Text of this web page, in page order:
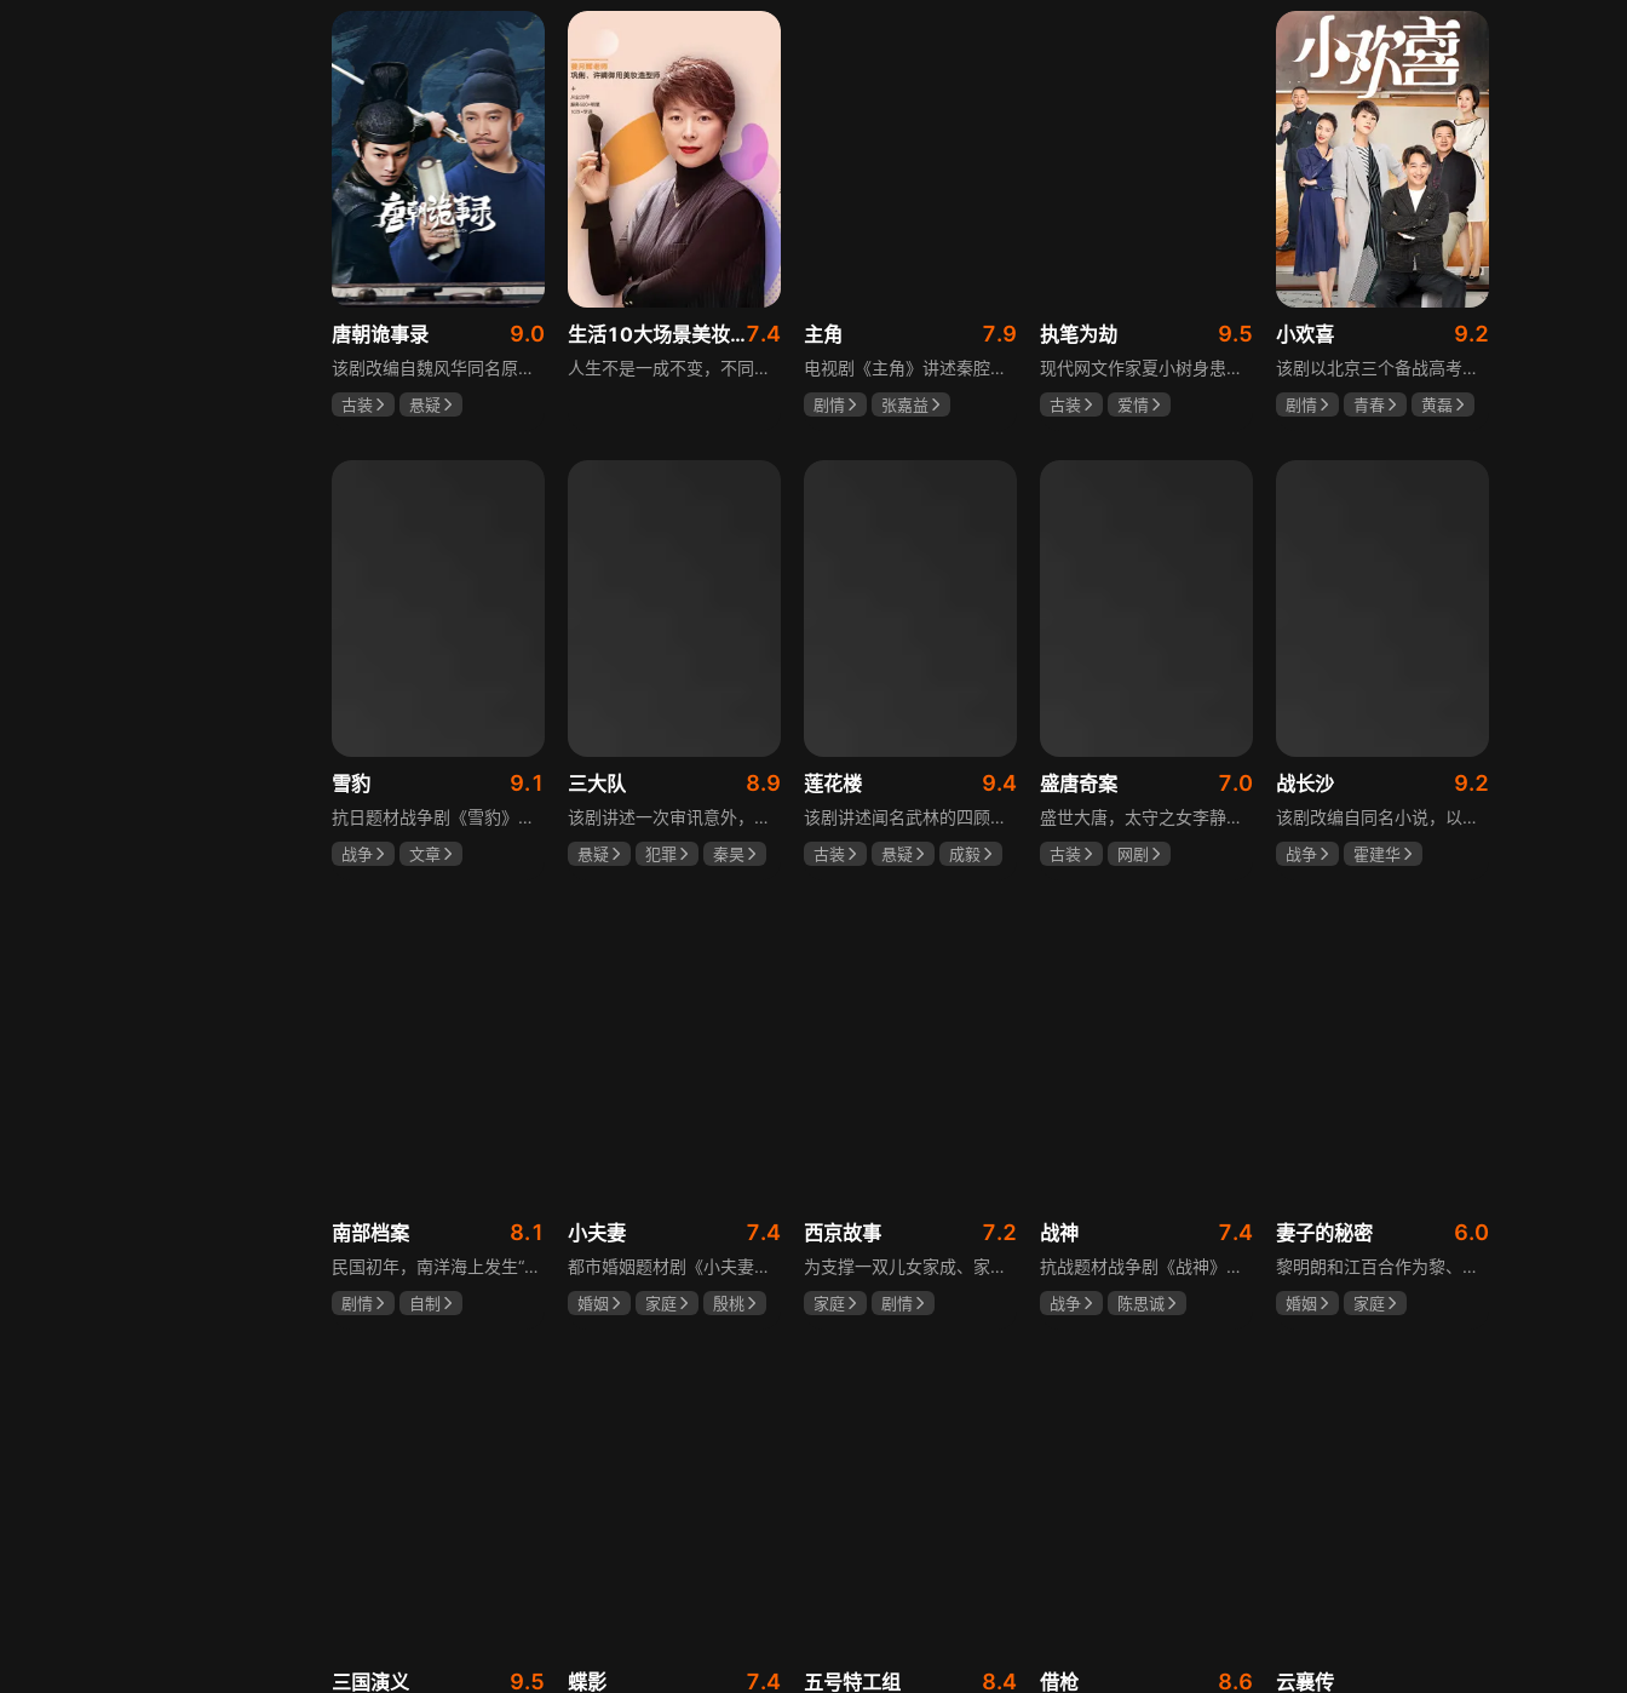
唐朝诡事录 9.0
该剧改编自魏风华同名原著，讲述繁华大唐盛世下发生的一系列奇闻异事。长安金吾卫中郎将卢凌风与狄公亲传弟子苏无名携手，共破《长安红茶》《石桥图》等九个诡异案件，从新娘失踪案到宫廷秘闻，从朝堂到乡间，他们在破案过程中相互了解，逐渐成长，共同守护苍生，担负起挽救社稷于危急的使命。
古装
悬疑
生活10大场景美妆秘籍7.4
人生不是一成不变，不同的场合不同的角色，适宜的妆容造型往往能帮助人们建立自信、破冰社交，开启一个良好开端，做到事半功倍。姜月辉老师亲自打造的《10大生活场景角色妆容课程》，将针对不同的生活场景和角色需求，教授相应的妆容造型技巧，让学员轻松驾驭每个人生角色，打造出适合自己的妆容，提升个人形象和气质。
主角 7.9
电视剧《主角》讲述秦腔名伶忆秦娥阴差阳错被舅舅胡三元带入剧团，历经近半个世纪兴衰起伏，从牧羊女成长为一代秦腔名伶的故事，剧集以秦腔发展为脉络映射大历史起落，反映中国社会四十年变迁中普通人的情感生活与命运，展现传统艺术传承与时代变迁的交织。
剧情
张嘉益
执笔为劫 9.5
现代网文作家夏小树身患绝症，临终前未能完成最后一部长篇小说，带着遗憾离世，却意外穿越进自己笔下的世界，成为书中的明月公主。夏小树步步为营，一次次改写危机。当夏小树耗尽预知，失去剧本掌控，她和萧景琰的命运急转直下。萧景琰被逼另娶他人，两人被迫私奔，却在曙光初现时遭遇追兵——夏小树中箭身亡，萧景琰抱着她痛不欲生。十年后，登基为帝的萧景琰在上元灯会上，遇见一个提着兔子灯的姑娘，与当年的明月一模一样……
古装
爱情
小欢喜 9.2
该剧以北京三个备战高考的家庭为核心，讲述童文洁与方一凡、宋倩与乔英子、季胜利与季杨杨这几组亲子，在升学压力下，围绕成绩、陪伴、沟通等问题产生的矛盾与磨合，展现了中年家长与青春期孩子共同成长的温馨故事。
剧情 青春
黄磊
雪豹 9.1
抗日题材战争剧《雪豹》讲述抗日女学生陈怡是一个在革命道路上逐渐成长起来的优秀青年。从慷慨激昂的热血学生，到成熟稳重的革命战士，甚至执行任务的时候还要扮演性格大胆奔放的交际花，打入到敌人内部获取情报。在做情报工作时，与搭档张楚扮假夫妻，多次身陷险境命悬一线。周卫国原本是一名玩世不恭的富家子弟，却不乏热血，抗战时为了保护初恋女友，举枪杀了一名日本人，由此改名换姓走上了革命道路，从国民党中央军校到德国军校，再到回国创建中国第一支特战部队，成为了一个真正的传奇英雄。
战争
文章
三大队 8.9
该剧讲述一次审讯意外，三大队刑警程兵入狱服刑，队友受牵连脱警、降职，曾经的警界精英三大队分崩离析。十年牢狱，程兵重获自由，失去一切，而案件的犯罪嫌疑人王大勇依旧在逃。穿一天警服，终身是正义，不甘化作执着，利刃再次出鞘，程兵和三大队的兄弟重新集结踏上追凶之路，在孤独漫长的旅途中配合警方千里追凶，也在这苦行僧一样的历程中重新找到人生的坐标和生命的意义。本片根据原载于“网易人间”作者深蓝的《请转告局长，三大队任务完成》改编。
悬疑 犯罪
秦昊
莲花楼 9.4
该剧讲述闻名武林的四顾门门主李相夷在一次大战后身受重伤，从此退隐江湖成为淡泊名利的“假神医”李莲花。他遇到新交方多病与旧敌笛飞声后，重新卷入江湖。江湖暗流涌动，疑团扑朔迷离，抽丝剥茧方能断出真相，一段荡气回肠的侠义情即将热血展开，展现了侠义、探案与江湖恩怨交织的精彩故事。
古装 悬疑
成毅
盛唐奇案 7.0
盛世大唐，太守之女李静澜天赋异禀，擅验尸断案，与神秘“鬼探”决明、武艺高强的捕快苏御安联手追凶，揭开一桩桩离奇悬案：双生姐妹的生死置换、跨越十七年的书生冤案、雅集会上的连环仪式杀人等。在迷雾与鲜血中，李静澜与决明暗生情愫，彼此扶持，坚守心中正道，挣脱宿命桎梏。盛世灯火之下，他们以智慧与勇气涤荡污浊，书写下一段守护正义与清明的传奇。
古装
网剧
战长沙 9.2
该剧改编自同名小说，以中国近代史上著名的“长沙会战”为背景，借由长沙城一户普通胡姓人家在战争中的命运浮沉，展现战火的无情以及在日军铁蹄侵略下中华儿女奋起抗战的不屈精神。1938年10月日军攻陷武汉，长沙危在旦夕，城中茶园巷的胡家人在孙女婿薛君山的支持下，为最宠爱的龙凤胎湘湘和小满安排退路。薛君山先将湘湘介绍给留洋归来保卫长沙的顾清明，可惜二人一见面便势同水火，薛君山只好另选人家。湘湘订婚当日，蒋介石密令火烧长沙，因指挥失当酿成巨大灾难，繁华古城毁于一旦，很多人包括湘湘的未婚夫一家被活活烧死。焦土上，各地英雄儿女齐聚长沙，和湖南人民一起阻挡敌人铁蹄，胡家人也在劫难中演绎了一幕幕悲欢离合。
战争
霍建华
南部档案 8.1
民国初年，南洋海上发生“水鬼望乡”离奇命案，张家外派调查神秘事务的南部档案馆坐办张海盐、张海虾二人搭档亲往调查，却意外卷入了一个用于猎杀海外张家人的绝命死局。张海虾以自己的死谋局求解，送张海盐上了“南安号”巨轮回厦城以图他能够有一线生机，但这趟波澜诡谲的航程似乎才刚刚起航，一手遮天的军阀大佬、单纯执着的少年账房、还有十年未见的至亲故人……张海盐独自面对着接踵而至的意外，而当他踏上厦城的那一刻，真正属于两个少年的命运才初初开始转动。
剧情
自制
小夫妻 7.4
都市婚姻题材剧《小夫妻》围绕经营十年婚姻的周全与车莉展开，原本家庭美满的二人突遭变故：周全怀才不遇还意外被裁员，车莉则被迫赶鸭子上架仓促创业，不可预期的生活变动让他们的婚姻陷入僵局。而立之年的两人，在现实压力与情感拉扯中挣扎，面临诸多矛盾与考验，他们能否重新调整生活节奏，修复婚姻关系，回到幸福生活的轨道，是该剧的核心看点。
婚姻 家庭
殷桃
西京故事 7.2
为支撑一双儿女家成、家秀的“求学大业”，一家之主罗天福携妻子慧娟进了西京城。在西京城里，罗天福见证了身边的小人物们在大城市的生存之难，自身也经历了种种艰辛：饼铺生意屡屡受挫，妻子慧娟不满他“固执守旧”的经营方式闹起分居，儿子家成无法适应从乡村到城市的生活状况不断离校出走，重重打击不断袭来，使他头一次对自己坚守多年的人生观和价值观产生怀疑。自己这样做究竟是对是错，城市是不是真的不适合他这种“坚持老一套”的人生存。女儿家秀的支持鼓励使罗天福重拾信心，那些曾经接受罗天福帮助的人也反过来帮助他，纠缠不清的矛盾随之一一化解。罗家人终于在西京这座大城扎下了根，向着美好的未来继续前行。该剧围绕农村家庭在城市的奋斗历程展开，展现了小人物的坚韧与善良，充满了励志色彩与现实关怀。
家庭
剧情
战神 7.4
抗战题材战争剧《战神》讲述太行山一带，八路军游击队司令龙大谷骁勇善战、机智过人，15岁就参加了红军，身经百战，被军中将士们奉为“战神”。抗日战争爆发前，龙大谷因在抗大学习期间为替警卫员李广出头，一时冲动出手打了同期学员张道平，受了处分。以至于在红军缩编为八路军之时，龙大谷从原来的红军副师长降为游击队司令，随行上任的只有警卫员李广和参谋刘水泉二人，以及上级领导田烽给他的五十块大洋。即便如此，龙大谷依然不屈不挠，硬是在山西这块热土上平地拉起一支敢打、能拼、必胜，号称“龙支队”的作战队伍，凭借丰富的作战经验打赢了一场又一场的恶战，威震敌方！
战争
陈思诚
妻子的秘密 6.0
黎明朗和江百合作为黎、江两大集团的继承人，即将订婚，一场完美婚姻却在一日之间沦为悲剧前奏。订婚当日变故夺去百合父母生命，她临危受命挑起江氏重担，明朗不顾家人反对将她接进黎家。黎母想赶走百合，秘书宁夏誓夺回明朗，大哥黎天图谋篡夺黎氏家产，三个家庭命运就此牵动。千万巨债、身世之谜、婆媳之争、丧子之痛等接踵而至，明朗与百合的爱情历经重重危机，迷失的错爱能否被真情指引。
婚姻
家庭
三国演义 9.5 蝶影 7.4 五号特工组 8.4 借枪 8.6 云襄传